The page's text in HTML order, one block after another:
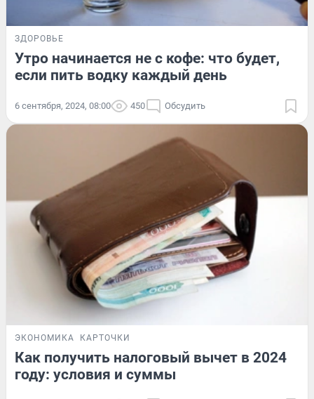
ЗДОРОВЬЕ
Утро начинается не с кофе: что будет,
если пить водку каждый день
6 сентября, 2024, 08:00 450 Обсудить
ЭКОНОМИКА КАРТОЧКИ
Как получить налоговый вычет в 2024
году: условия и суммы